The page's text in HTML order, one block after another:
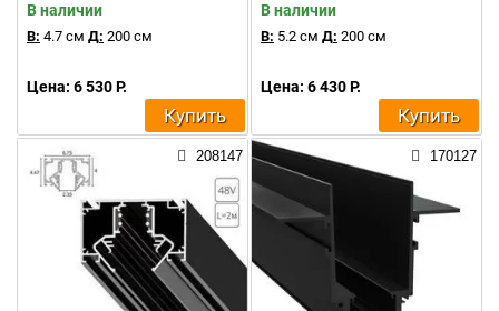
В наличии
В: 4.7 см Д: 200 см
Цена: 6 530 Р.
Купить
В наличии
В: 5.2 см Д: 200 см
Цена: 6 430 Р.
Купить
208147 170127